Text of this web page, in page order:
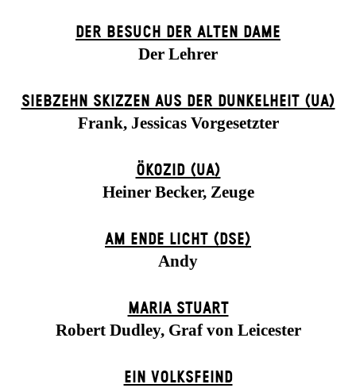
DER BE­SUCH DER ALT­EN DA­ME
Der Lehrer
SIEBZEHN SKIZZEN AUS DER DUNKELHEIT (UA)
Frank, Jessicas Vorgesetzter
ÖKOZID (UA)
Heiner Becker, Zeuge
AM ENDE LICHT (DSE)
Andy
MARIA STUART
Robert Dudley, Graf von Leicester
EIN VOLKS­FEIND